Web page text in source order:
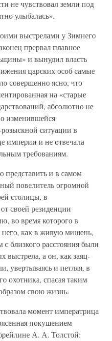
не чувствовал земли под
улыбалась».
выстрелами у Зимнего
прервал плавное
и вынудил власть
царских особ самые
совершенно ясно, что
на «старые
абсолютно не
изменившейся
ситуации в
империи и не отвечала
требованиям.
представить и в самом
повелитель огромной
столицы, в
своей резиденции
во время которого в
него, как в живую мишень,
близкого расстояния были
выстрела, а он, как заяц-
увертываясь и петляя, в
охотника, спасая таким
свою жизнь.
момент императрица
покушением
А. А. Толстой: